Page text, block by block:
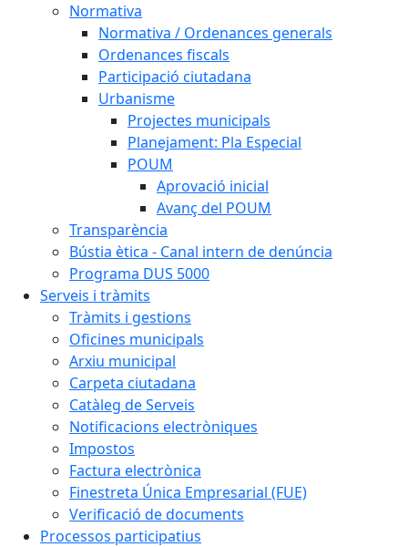
Normativa
Normativa / Ordenances generals
Ordenances fiscals
Participació ciutadana
Urbanisme
Projectes municipals
Planejament: Pla Especial
POUM
Aprovació inicial
Avanç del POUM
Transparència
Bústia ètica - Canal intern de denúncia
Programa DUS 5000
Serveis i tràmits
Tràmits i gestions
Oficines municipals
Arxiu municipal
Carpeta ciutadana
Catàleg de Serveis
Notificacions electròniques
Impostos
Factura electrònica
Finestreta Única Empresarial (FUE)
Verificació de documents
Processos participatius